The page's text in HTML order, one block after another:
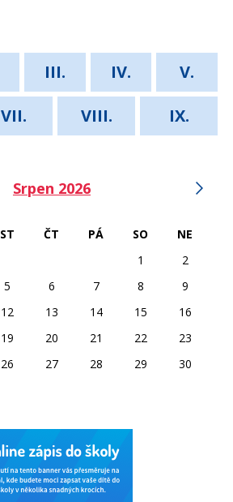
III. IV.
V.
VII. VIII. IX.
Srpen 2026
ST ČT PÁ SO
NE
1
2
5 6 7 8
9
12 13 14 15
16
19 20 21 22
23
26 27 28 29
30